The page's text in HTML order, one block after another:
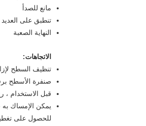
مانع للصدأ
تنطبق على
النهاية الصعبة
الاتجاهات:
تنظيف السطح
صنفرة الأسطح
قبل الاستخدام ،
للحصول على